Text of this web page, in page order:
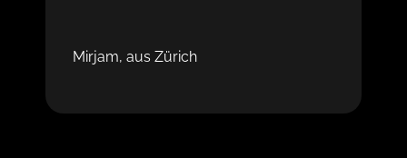
Mirjam, aus Zürich